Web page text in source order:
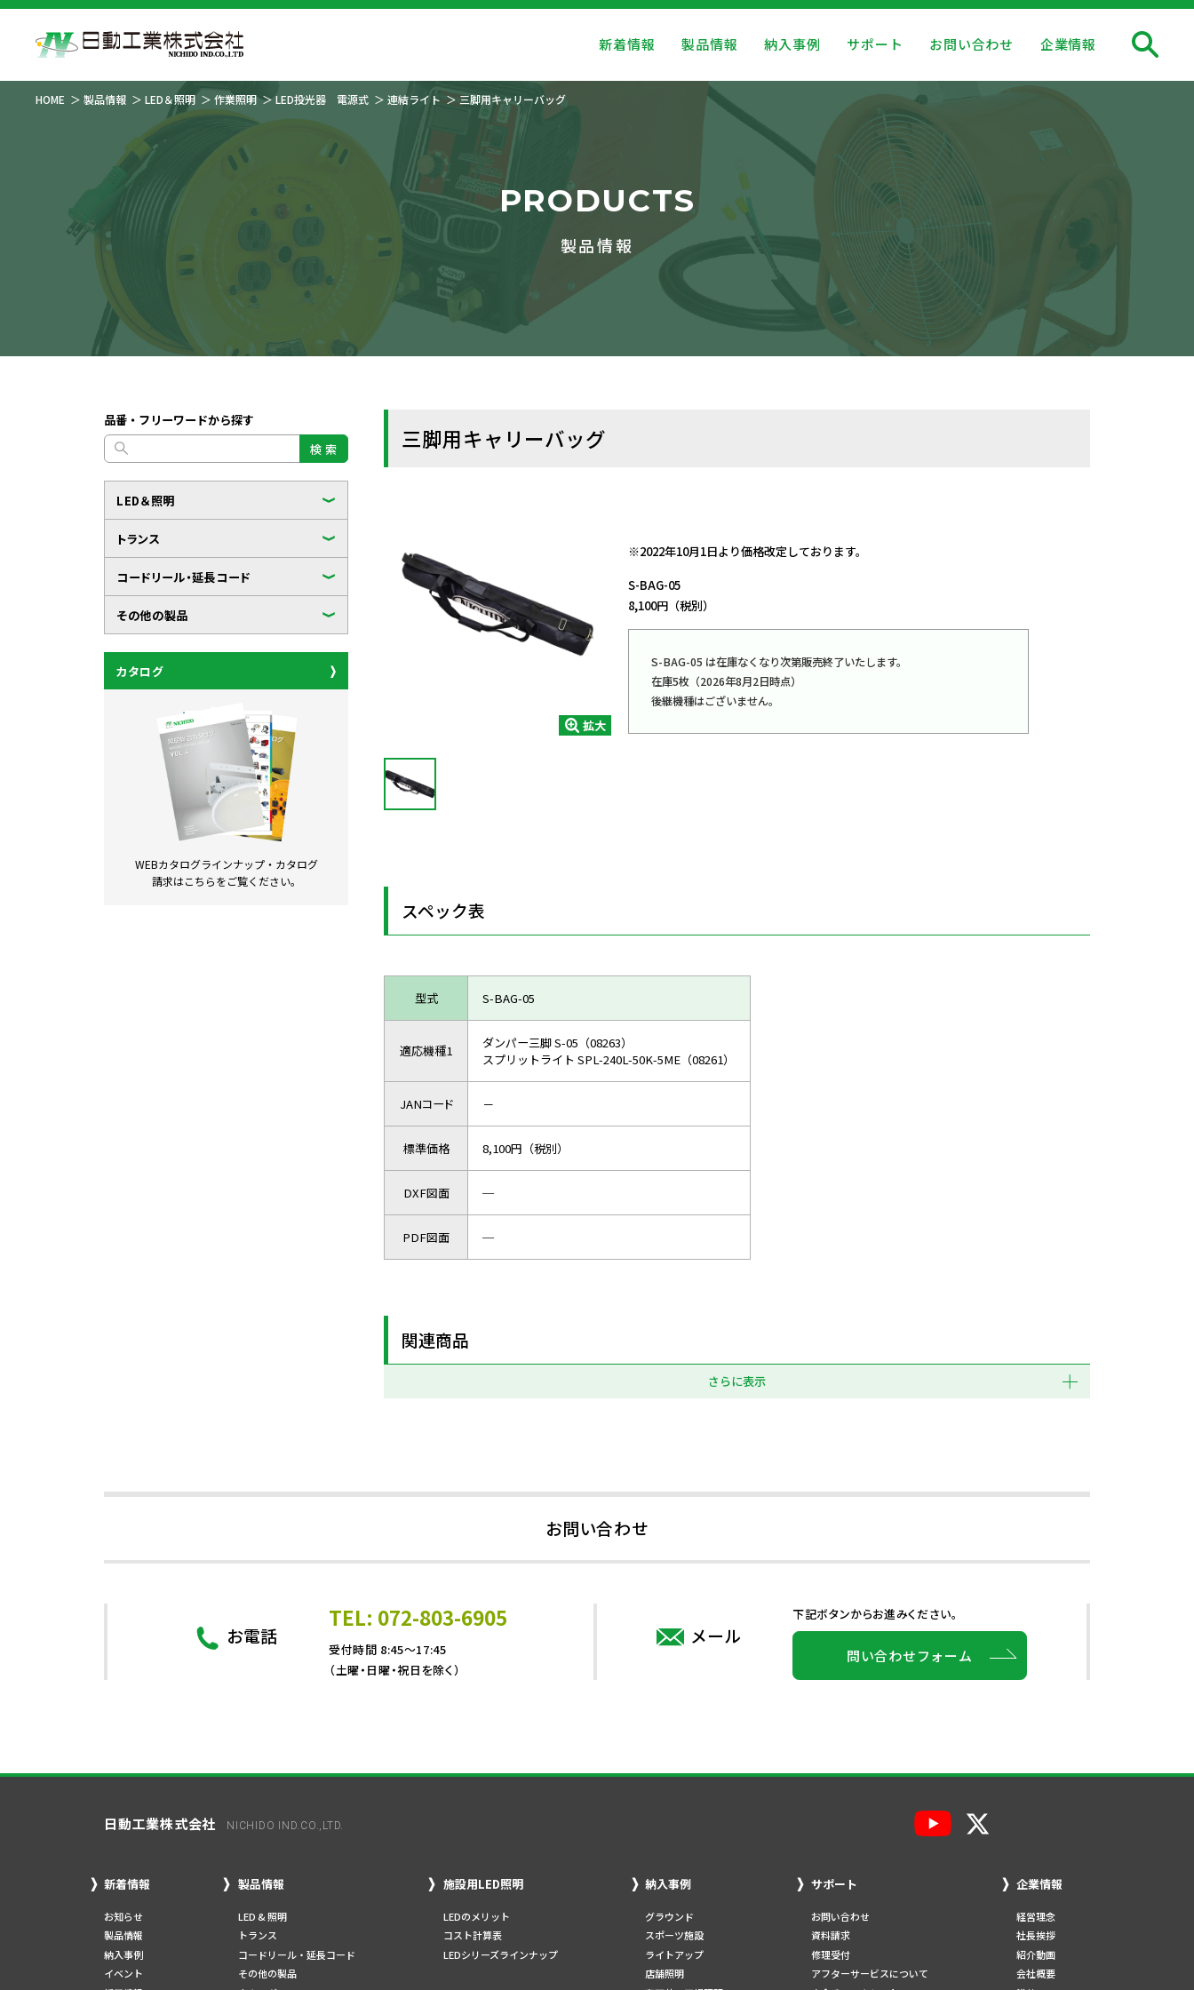
新着情報 製品情報 納入事例 サポート お問い合わせ 企業情報
HOME 製品情報 LED＆照明 作業照明 LED投光器 電源式 連結ライト 三脚用キャリーバッグ
PRODUCTS
製品情報
品番・フリーワードから探す
検 索
LED＆照明
トランス
コードリール・延長コード
その他の製品
カタログ
WEBカタログラインナップ・ カタログ
請求はこちらをご覧ください。
三脚用キャリーバッグ
拡大
※2022年10月1日より価格改定しております。
S-BAG-05
8,100円（税別）
S-BAG-05 は在庫なくなり次第販売終了いたします。
在庫5枚（2026年8月2日時点）
後継機種はございません。
スペック表
型式 S-BAG-05
適応機種1
ダンパー三脚 S-05（08263）
スプリットライト SPL-240L-50K-5ME（08261）
JANコード －
標準価格 8,100円（税別）
DXF図面 ─
PDF図面 ─
関連商品
さらに表示
お問い合わせ
お電話
TEL: 072-803-6905
受付時間 8:45～17:45
（土曜・日曜・祝日を除く）
メール
下記ボタンからお進みください。
問い合わせフォーム
日動工業株式会社 NICHIDO IND.CO.,LTD.
新着情報
お知らせ
製品情報
納入事例
イベント
製品情報
LED & 照明
トランス
コードリール・延長コード
その他の製品
施設用LED照明
LEDのメリット
コスト計算表
LEDシリーズラインナップ
納入事例
グラウンド
スポーツ施設
ライトアップ
店舗照明
サポート
お問い合わせ
資料請求
修理受付
アフターサービスについて
企業情報
経営理念
社長挨拶
紹介動画
会社概要